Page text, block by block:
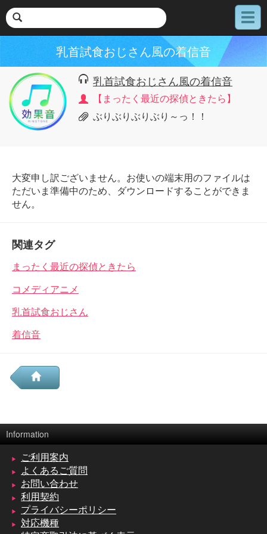
メ
ニ
乳首試食おじさん風の着信音
乳首試食おじさん風の着信音
【まったく最近の探偵ときたら】
ぶりぶりぶりぶり～っ！！
大変申し訳ございません。お使いの端末用のファイルは
ただいま準備中のため、ダウンロードすることができま
せん。
関連タグ
まったく最近の探偵ときたら
コメディアニメ
乳首試食おじさん
着信音
Information
ご利用案内
よくあるご質問
お問い合わせ
利用契約
プライバシーポリシー
対応機種